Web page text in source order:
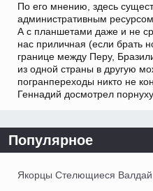
По его мнению, здесь
административным ресурсом.
А с планшетами даже и не
нас приличная (если брать
границе между Перу,
из одной страны в другую
погранпереходы никто не
Геннадий досмотрел
Популярное
Якорцы Стелющиеся Валдай